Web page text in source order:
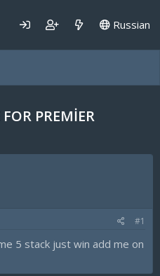
Russian
PREMİER
#1
5 stack just win add me on